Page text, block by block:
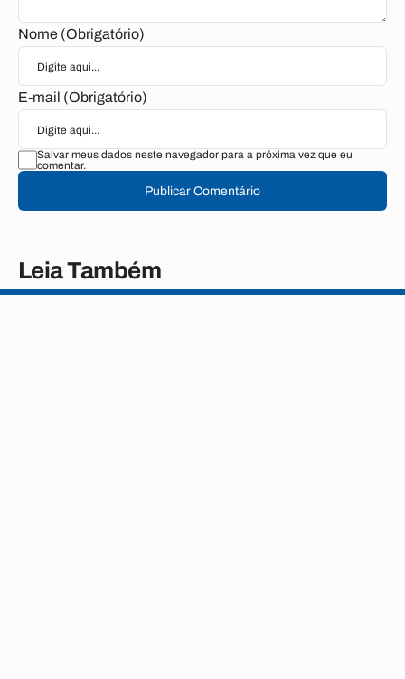
Nome (Obrigatório)
E-mail (Obrigatório)
Salvar meus dados neste navegador para a próxima vez que eu
comentar.
Publicar Comentário
Leia Também